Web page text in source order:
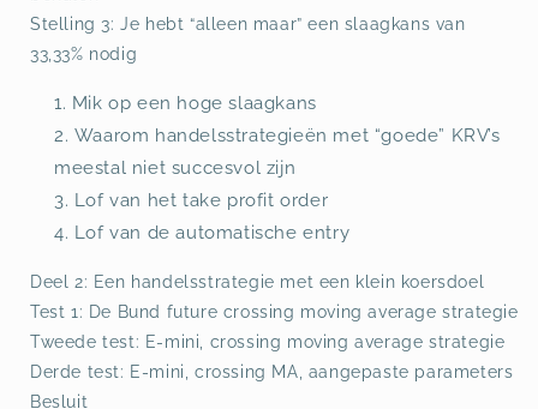
Stelling 3: Je hebt “alleen maar” een slaagkans van
33,33% nodig
Mik op een hoge slaagkans
Waarom handelsstrategieën met “goede” KRV’s
meestal niet succesvol zijn
Lof van het take profit order
Lof van de automatische entry
Deel 2: Een handelsstrategie met een klein koersdoel
Test 1: De Bund future crossing moving average strategie
Tweede test: E-mini, crossing moving average strategie
Derde test: E-mini, crossing MA, aangepaste parameters
Besluit